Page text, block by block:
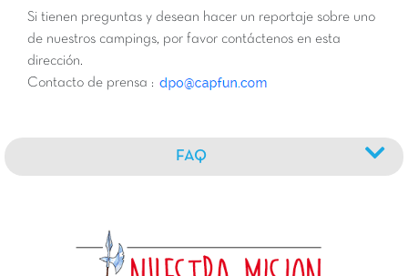
Si tienen preguntas y desean hacer un reportaje sobre uno
de nuestros campings, por favor contáctenos en esta
dirección.
Contacto de prensa :
FAQ